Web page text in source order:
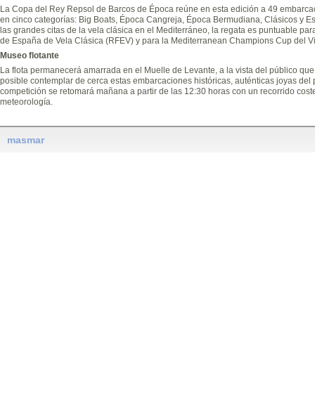
La Copa del Rey Repsol de Barcos de Época reúne en esta edición a 49
en cinco categorías: Big Boats, Época Cangreja, Época Bermudiana, Clásicos y
las grandes citas de la vela clásica en el Mediterráneo, la regata es puntuable
de España de Vela Clásica (RFEV) y para la Mediterranean Champions Cup del
Museo flotante
La flota permanecerá amarrada en el Muelle de Levante, a la vista del público
posible contemplar de cerca estas embarcaciones históricas, auténticas joyas
competición se retomará mañana a partir de las 12:30 horas con un recorrido
meteorología.
masmar